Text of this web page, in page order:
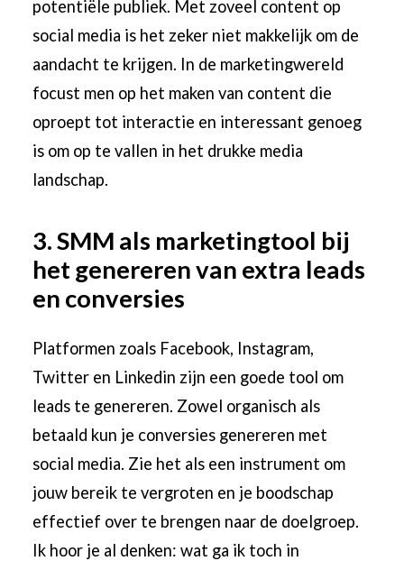
potentiële publiek. Met zoveel content op
social media is het zeker niet makkelijk om de
aandacht te krijgen. In de marketingwereld
focust men op het maken van content die
oproept tot interactie en interessant genoeg
is om op te vallen in het drukke media
landschap.
3. SMM als marketingtool bij
het genereren van extra leads
en conversies
Platformen zoals Facebook, Instagram,
Twitter en Linkedin zijn een goede tool om
leads te genereren. Zowel organisch als
betaald kun je conversies genereren met
social media. Zie het als een instrument om
jouw bereik te vergroten en je boodschap
effectief over te brengen naar de doelgroep.
Ik hoor je al denken: wat ga ik toch in